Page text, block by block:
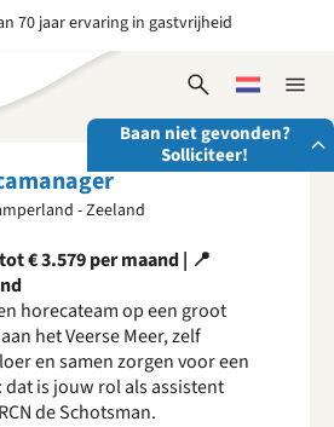
70 jaar ervaring in gastvrijheid
voor jong en oud
Sluit
Open
zoekformulier
Kies
een
taal
Baan niet gevonden?
Solliciteer!
naar gedreven en enthousiaste
te versterken!
- Zeeland
€ 3.579 per maand | 📍
horecateam op een groot
het Veerse Meer, zelf
en samen zorgen voor een
is jouw rol als assistent
de Schotsman.